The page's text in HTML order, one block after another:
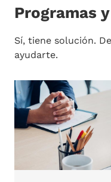
Programas
Sí, tiene solución.
ayudarte.